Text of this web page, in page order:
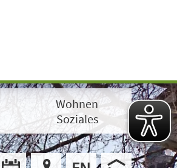
Wohnen
Soziales